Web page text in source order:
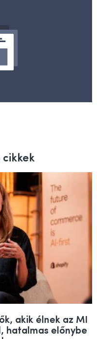
akik élnek az MI
hatalmas előnybe